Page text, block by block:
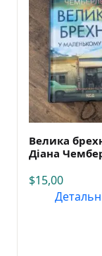
Велика
Діана
$15,00